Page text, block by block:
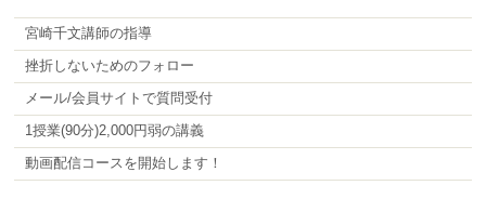
宮崎千文講師の指導
挫折しないためのフォロー
メール/会員サイトで質問受付
1授業(90分)2,000円弱の講義
動画配信コースを開始します！